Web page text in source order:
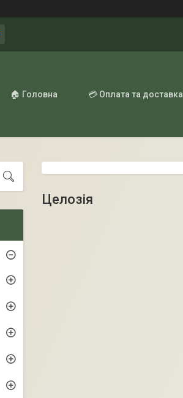
🏠 Головна 💳 Оплата та доставка
Целозія